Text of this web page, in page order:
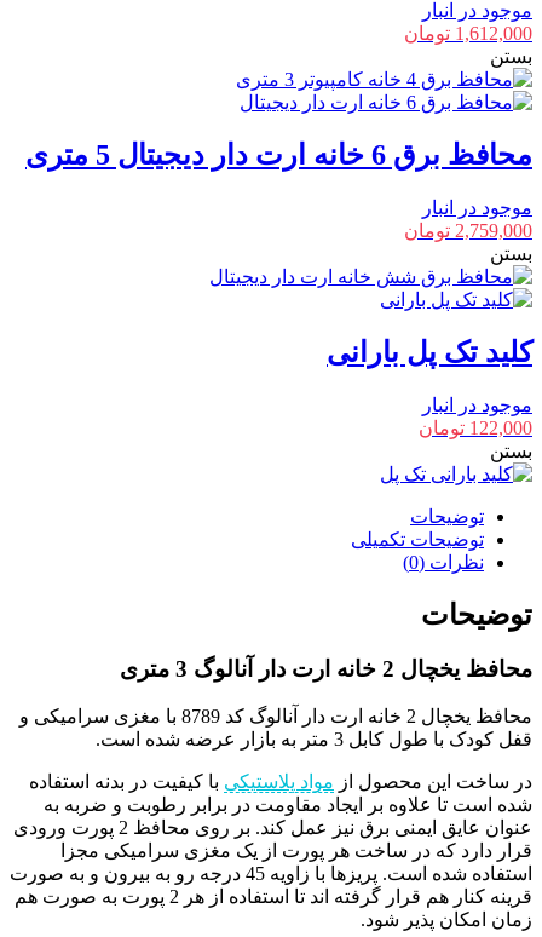
موجود در انبار
1,612,000 تومان
بستن
محافظ برق 6 خانه ارت دار دیجیتال 5 متری
موجود در انبار
2,759,000 تومان
بستن
کلید تک پل بارانی
موجود در انبار
122,000 تومان
بستن
توضیحات
توضیحات تکمیلی
نظرات (0)
توضیحات
محافظ یخچال 2 خانه ارت دار آنالوگ 3 متری
محافظ یخچال 2 خانه ارت دار آنالوگ کد 8789 با مغزی سرامیکی و
قفل کودک با طول کابل 3 متر به بازار عرضه شده است.
در ساخت این محصول از مواد پلاستیکی با کیفیت در بدنه استفاده
شده است تا علاوه بر ایجاد مقاومت در برابر رطوبت و ضربه به
عنوان عایق ایمنی برق نیز عمل کند. بر روی محافظ 2 پورت ورودی
قرار دارد که در ساخت هر پورت از یک مغزی سرامیکی مجزا
استفاده شده است. پریزها با زاویه 45 درجه رو به بیرون و به صورت
قرینه کنار هم قرار گرفته اند تا استفاده از هر 2 پورت به صورت هم
زمان امکان پذیر شود.